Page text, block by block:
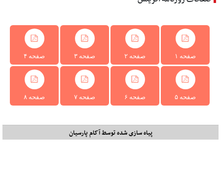
صفحه ۱ صفحه ۲ صفحه ۳ صفحه ۴
صفحه ۵ صفحه ۶ صفحه ۷ صفحه ۸
پیاه سازی شده توسط آکام پارسیان